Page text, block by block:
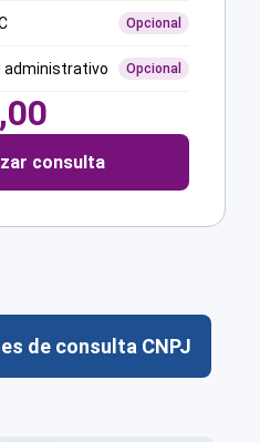
Opcional
administrativo Opcional
consulta
de consulta CNPJ